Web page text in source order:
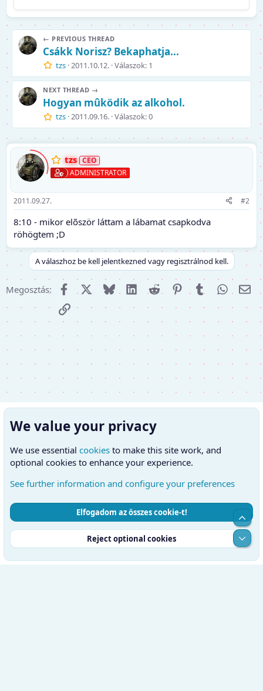
← PREVIOUS THREAD
Csákk Norisz? Bekaphatja...
tzs 2011.10.12. Válaszok: 1
NEXT THREAD →
Hogyan mûködik az alkohol.
tzs 2011.09.16. Válaszok: 0
tzs
ADMINISTRATOR
2011.09.27. #2
8:10 - mikor elõször láttam a lábamat csapkodva
röhögtem ;D
A válaszhoz be kell jelentkezned vagy regisztrálnod kell.
Megosztás: FacebookX (Twitter)
Bluesky LinkedInReddit PinterestTumblr
E-
Link
Hungarian (HU)
Kapcsolatfelvétel
Feltételek és szabályok
Adatvédelmi szabályzat
Súgó
Kezdőlap
RSS
We value your privacy
We use essential cookies to make this site work, and
optional cookies to enhance your experience.
See further information and configure your preferences
Elfogadom az összes cookie-t!
Reject optional cookies
Top
Alul